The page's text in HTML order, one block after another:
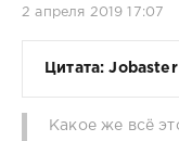
2 апреля 2019 17:07
Цитата: Jobaster
Какое же всё